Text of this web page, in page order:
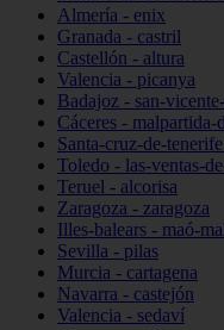
Almería - enix
Granada - castril
Castellón - altura
Valencia - picanya
Badajoz - san-
Cáceres - malpartida-
Santa-cruz-de-
Toledo - las-ventas-
Teruel - alcorisa
Zaragoza - zaragoza
Illes-balears - maó-
Sevilla - pilas
Murcia - cartagena
Navarra - castejón
Valencia - sedaví